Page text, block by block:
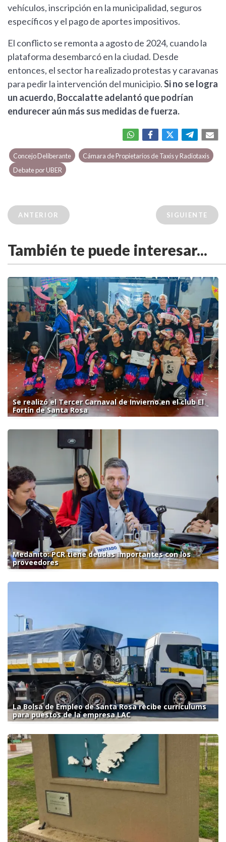
vehículos, inscripción en la municipalidad, seguros
específicos y el pago de aportes impositivos.
El conflicto se remonta a agosto de 2024, cuando la
plataforma desembarcó en la ciudad. Desde
entonces, el sector ha realizado protestas y caravanas
para pedir la intervención del municipio.Si no se logra
un acuerdo, Boccalatte adelantó que podrían
endurecer aún más sus medidas de fuerza.
Concejo Deliberante
Cámara de Propietarios de Taxis y Radiotaxis
Debate por UBER
ANTERIOR SIGUIENTE
También te puede interesar...
Se realizó el Tercer Carnaval de Invierno en el club El
Fortín de Santa Rosa
Medanito: PCR tiene deudas importantes con los
proveedores
La Bolsa de Empleo de Santa Rosa recibe currículums
para puestos de la empresa LAC